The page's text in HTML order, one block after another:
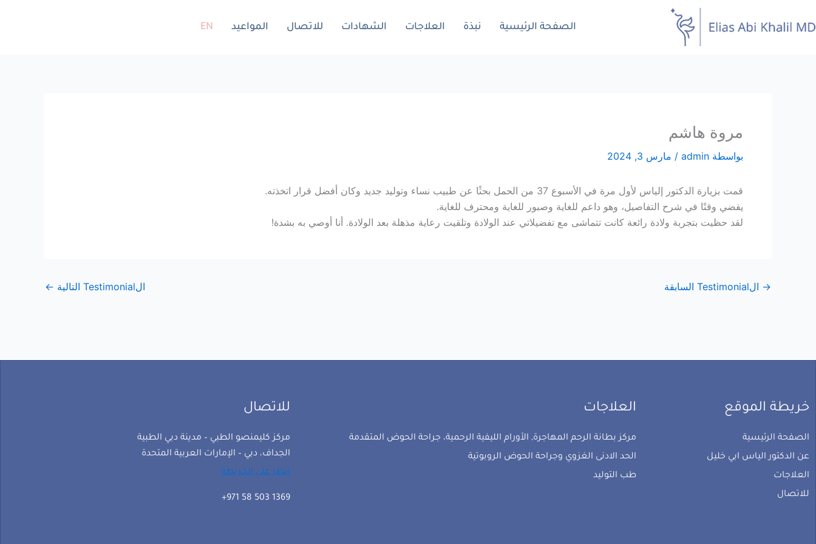
إلى
الصفحة الرئيسية نبذة العلاجات الشهادات للاتصال المواعيد EN
مروة هاشم
بواسطة admin
/ مارس 3, 2024
قمت بزيارة الدكتور إلياس لأول مرة في الأسبوع 37 من الحمل بحثًا عن طبيب نساء وتوليد جديد وكان أفضل قرار اتخذته.
يقضي وقتًا في شرح التفاصيل، وهو داعم للغاية وصبور للغاية ومحترف للغاية.
لقد حظيت بتجربة ولادة رائعة كانت تتماشى مع تفضيلاتي عند الولادة وتلقيت رعاية مذهلة بعد الولادة. أنا أوصي به بشدة!
→ الTestimonial السابقة الTestimonial التالية ←
خريطة الموقع
الصفحة الرئيسية
عن الدكتور الياس ابي خليل
العلاجات
للاتصال
العلاجات
مركز بطانة الرحم المهاجرة, الأورام الليفية الرحمية، جراحة الحوض المتقدمة
الحد الادنى الغزوي وجراحة الحوض الروبوتية
طب التوليد
للاتصال
مركز كليمنصو الطبي – مدينة دبي الطبية
الجداف، دبي – الإمارات العربية المتحدة
انظر على الخريطة
1369 503 58 971+